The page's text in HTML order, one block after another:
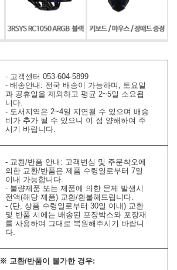
- 고객센터 053-604-5899
- 배송안내: 전국 배송이 가능하며, 토요일
과 공휴일을 제외하고 평균 2~5일 소요됩
니다.
- 도서지역은 2~4일 지연될 수 있으며 배송
비가 추가 될 수 있으니 이 점 양해하여 주
시기 바랍니다.
- 교환/반품 안내: 고객변심 및 주문착오에
의한 교환/반품은 제품 수령일로부터 7일
이내 가능합니다.
- 불량제품 또는 제품에 의한 문제 발생시
전액(해당 제품) 교환/환불해드립니다.
- (단, 상품 수령일로부터 30일 이내) 교환
및 반품 시에는 배송된 포장박스와 포장재
를 사용하여 그대로 복원해주시기 바랍니
다.
※ 교환/반품이 불가한 경우: